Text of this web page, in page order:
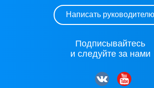
Написать руководителю
Подписывайтесь
и следуйте за нами